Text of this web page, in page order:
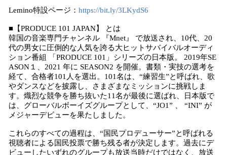
Lemino特設ページ： https://bit.ly/3LKydS6
■【PRODUCE 101 JAPAN】 とは
韓国の音楽専門チャンネル 『Mnet』 で放送され、10代、20
代の男女に圧倒的な人気を誇る大ヒットサバイバルオーディ
ション番組 「PRODUCE 101」シリーズの日本版。 2019年SE
ASON１、2021 年に SEASON2 を開催。書類・実技の選考を
経て、合格者101人を選出。101名は、“練習生”と呼ばれ、歌
やダンスなどを披露し、さまざまなミッションに挑戦しま
す。熾烈な競争を勝ち抜いた11名が最後に選ばれ、日本版で
は、グローバルボーイズグループとして、“JO1” 、 “INI” が
メジャーデビューを果たしました。
これらのすべての過程は、“国民プロデューサー”と呼ばれる
視聴者による国民投票で勝ち残る者が決定します。過去にデ
ビューしたいずれのグループも放送当時だけではなく、放送